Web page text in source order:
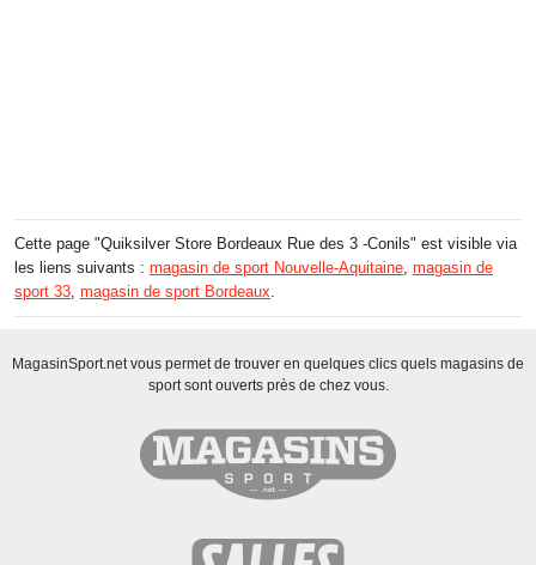
Cette page "Quiksilver Store Bordeaux Rue des 3 -Conils" est visible via
les liens suivants : magasin de sport Nouvelle-Aquitaine, magasin de
sport 33, magasin de sport Bordeaux.
MagasinSport.net vous permet de trouver en quelques clics quels magasins de
sport sont ouverts près de chez vous.